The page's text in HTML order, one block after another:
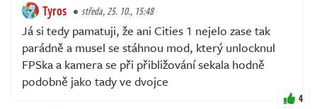
Tyros středa, 25. 10., 15:48
Já si tedy pamatuji, že ani Cities 1 nejelo zase tak
parádně a musel se stáhnou mod, který unlocknul
FPSka a kamera se při přibližování sekala hodně
podobně jako tady ve dvojce
4